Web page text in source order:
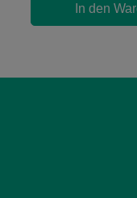
In den